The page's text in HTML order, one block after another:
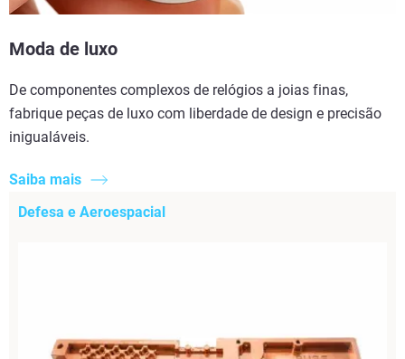
Moda de luxo
De componentes complexos de relógios a joias finas,
fabrique peças de luxo com liberdade de design e precisão
inigualáveis.
Saiba mais
Defesa e Aeroespacial